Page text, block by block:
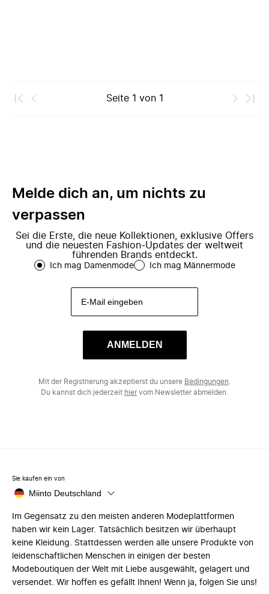
Seite 1 von 1
Melde dich an, um nichts zu
verpassen
Sei die Erste, die neue Kollektionen, exklusive Offers
und die neuesten Fashion-Updates der weltweit
führenden Brands entdeckt.
Ich mag Damenmode Ich mag Männermode
ANMELDEN
Mit der Registrierung akzeptierst du unsere Bedingungen
Du kannst dich jederzeit hiervom Newsletter abmelden.
Sie kaufen ein von
Miinto Deutschland
Im Gegensatz zu den meisten anderen Modeplattformen
haben wir kein Lager. Tatsächlich besitzen wir überhaupt
keine Kleidung. Stattdessen werden alle unsere Produkte von
leidenschaftlichen Menschen in einigen der besten
Modeboutiquen der Welt mit Liebe ausgewählt, gelagert und
versendet. Wir hoffen es gefällt Ihnen! Wenn ja, folgen Sie uns!